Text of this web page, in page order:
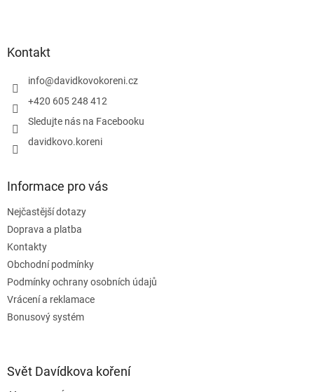
Kontakt
info@davidkovokoreni.cz
+420 605 248 412
Sledujte nás na Facebooku
davidkovo.koreni
Informace pro vás
Nejčastější dotazy
Doprava a platba
Kontakty
Obchodní podmínky
Podmínky ochrany osobních údajů
Vrácení a reklamace
Bonusový systém
Svět Davídkova koření